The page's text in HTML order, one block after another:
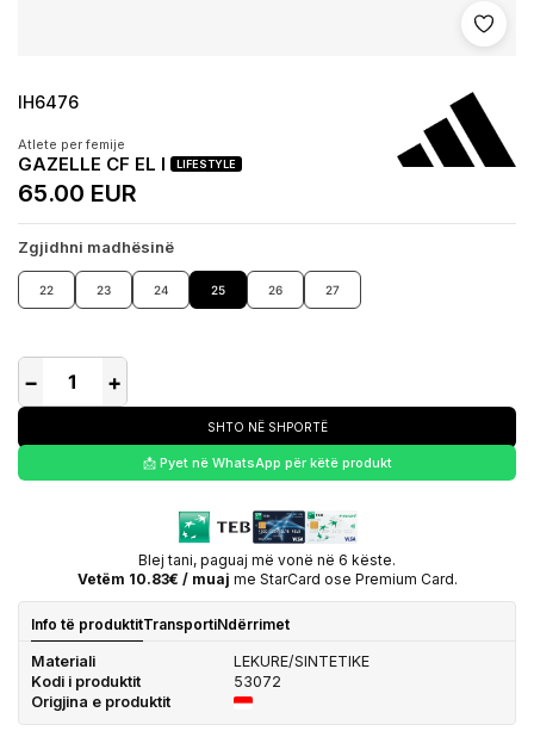
Shto
IH6476
Atlete per femije
GAZELLE CF EL I LIFESTYLE
65.00 EUR
Zgjidhni madhësinë
22 23 24 25 26 27
− +
SHTO NË SHPORTË
📩 Pyet në WhatsApp për këtë produkt
Blej tani, paguaj më vonë në 6 këste.
Vetëm 10.83€ / muaj me StarCard ose Premium Card.
Info të produktitTransportiNdërrimet
Materiali
LEKURE/SINTETIKE
Kodi i produktit
53072
Origjina e produktit